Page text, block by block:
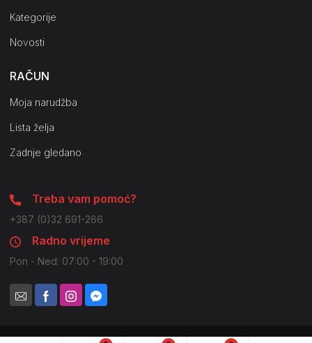
Kategorije
Novosti
RAČUN
Moja narudžba
Lista želja
Zadnje gledano
Treba vam pomoć?
+387 (0)32 691-266
Radno vrijeme
Pon - Ned: 07:00 - 19:00